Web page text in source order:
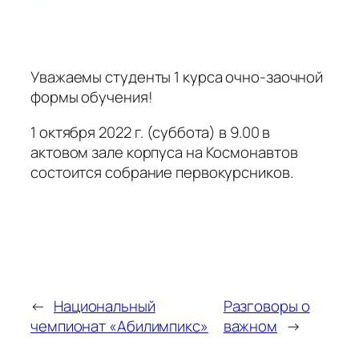
Уважаемы студенты 1 курса очно-заочной
формы обучения!
1 октября 2022 г. (суббота) в 9.00 в
актовом зале корпуса на Космонавтов
состоится собрание первокурсников.
← Национальный
чемпионат «Абилимпикс»
Разговоры о
важном →